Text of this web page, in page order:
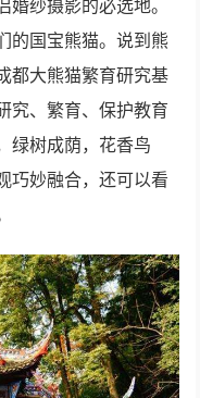
婚纱摄影的必选地。
的国宝熊猫。说到熊
都大熊猫繁育研究基
究、繁育、保护教育
绿树成荫，花香鸟
巧妙融合，还可以看